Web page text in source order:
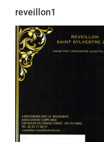
reveillon1